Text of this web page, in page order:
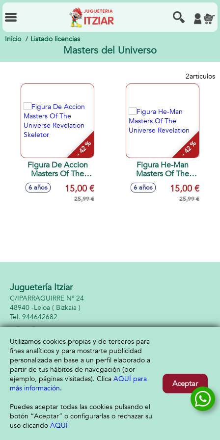
Inicio Listado licencias
Masters del Universo
2articulos
- 42 %
Figura De Accion
Masters Of The
Universe Revelation
Skeletor
6 años 15,00 €
25,99 €
- 42 %
Figura He-Man
Masters Of The
Universe Revelation
6 años 15,00 €
25,99 €
Filtrar
Juguetería Itziar
C/IPARRAGUIRRE Nº 24
48940 -Leioa ( Bizkaia )
944642682
Información
Aviso legal
Política de privacidad
Política de cookies
Atención al cliente
Envío y devolución
Utilizamos cookies propias y de terceros para
fines analíticos y para mostrarte publicidad
personalizada en base a un perfil elaborado a
partir de tus hábitos de navegación (por
ejemplo, páginas visitadas). Clica AQUÍ para
más información.
Puedes aceptar todas las cookies pulsando el
botón “Aceptar” o configurarlas o rechazar su
uso clicando AQUÍ
Aceptar